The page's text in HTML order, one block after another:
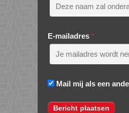
E-mailadres *
Mail mij als een